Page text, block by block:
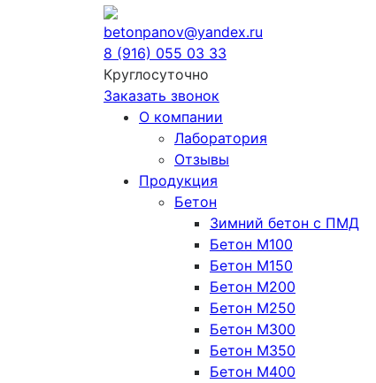
betonpanov@yandex.ru
8 (916) 055 03 33
Круглосуточно
Заказать звонок
О компании
Лаборатория
Отзывы
Продукция
Бетон
Зимний бетон с ПМД
Бетон М100
Бетон М150
Бетон М200
Бетон М250
Бетон М300
Бетон М350
Бетон М400